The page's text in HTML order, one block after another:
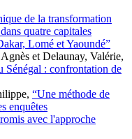
de la transformation
quatre capitales
Lomé et Yaoundé”
et Delaunay, Valérie,
Sénégal : confrontation de
“Une méthode de
enquêtes
avec l'approche